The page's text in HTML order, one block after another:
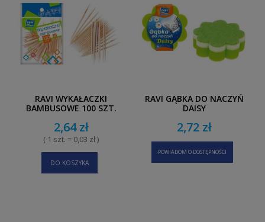
RAVI WYKAŁACZKI
BAMBUSOWE 100 SZT.
2,64 zł
( 1 szt. = 0,03 zł )
DO KOSZYKA
RAVI GĄBKA DO NACZYŃ
DAISY
2,72 zł
POWIADOM O DOSTĘPNOŚCI